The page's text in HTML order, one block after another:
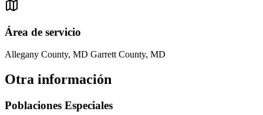
Área de servicio
Allegany County, MD Garrett County, MD
Otra información
Poblaciones Especiales